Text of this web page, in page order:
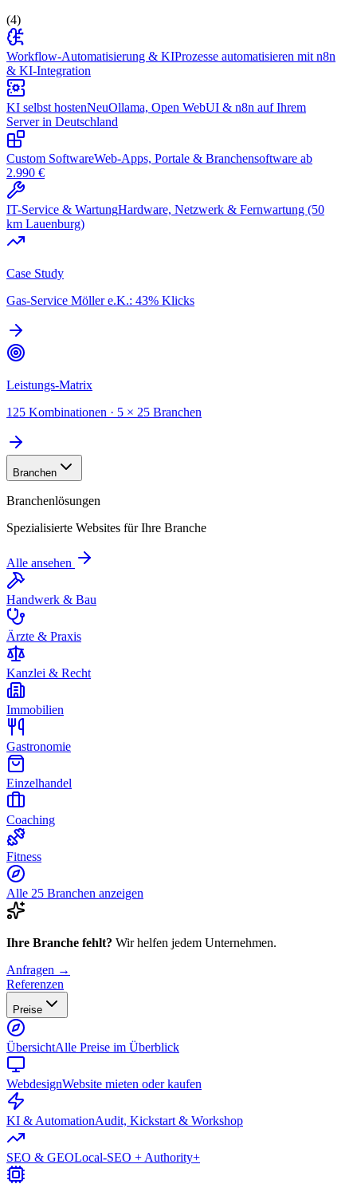
(4)
Workflow-Automatisierung & KIProzesse automatisieren mit n8n
& KI-Integration
KI selbst hostenNeuOllama, Open WebUI & n8n auf Ihrem
Server in Deutschland
Custom SoftwareWeb-Apps, Portale & Branchensoftware ab
2.990 €
IT-Service & WartungHardware, Netzwerk & Fernwartung (50
km Lauenburg)
Case Study
Gas-Service Möller e.K.: 43% Klicks
Leistungs-Matrix
125 Kombinationen · 5 × 25 Branchen
Branchen
Branchenlösungen
Spezialisierte Websites für Ihre Branche
Alle ansehen
Handwerk & Bau
Ärzte & Praxis
Kanzlei & Recht
Immobilien
Gastronomie
Einzelhandel
Coaching
Fitness
Alle 25 Branchen anzeigen
Ihre Branche fehlt? Wir helfen jedem Unternehmen.
Anfragen →
Referenzen
Preise
ÜbersichtAlle Preise im Überblick
WebdesignWebsite mieten oder kaufen
KI & AutomationAudit, Kickstart & Workshop
SEO & GEOLocal-SEO + Authority+